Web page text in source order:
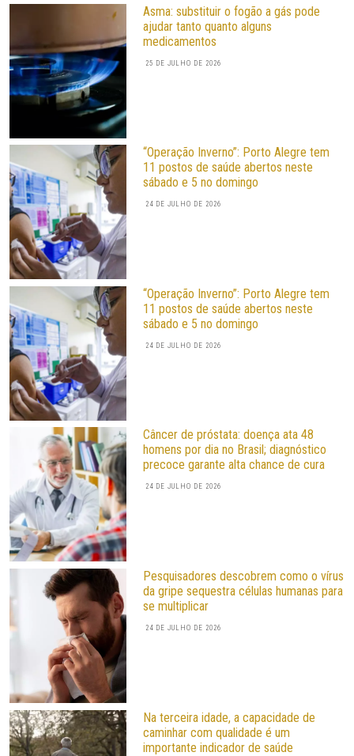
Asma: substituir o fogão a gás pode
ajudar tanto quanto alguns
medicamentos
25 DE JULHO DE 2026
“Operação Inverno”: Porto Alegre tem
11 postos de saúde abertos neste
sábado e 5 no domingo
24 DE JULHO DE 2026
“Operação Inverno”: Porto Alegre tem
11 postos de saúde abertos neste
sábado e 5 no domingo
24 DE JULHO DE 2026
Câncer de próstata: doença ata 48
homens por dia no Brasil; diagnóstico
precoce garante alta chance de cura
24 DE JULHO DE 2026
Pesquisadores descobrem como o vírus
da gripe sequestra células humanas para
se multiplicar
24 DE JULHO DE 2026
Na terceira idade, a capacidade de
caminhar com qualidade é um
importante indicador de saúde